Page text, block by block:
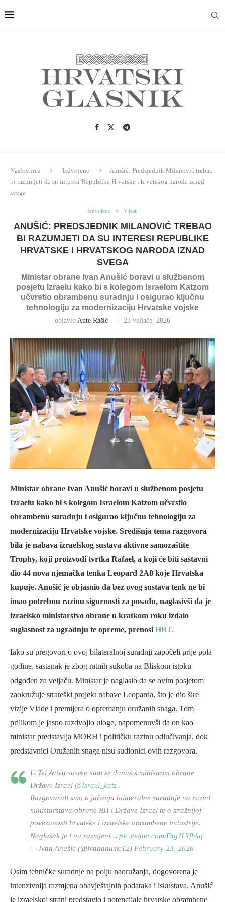
Naslovnica Izdvojeno
Anušić: Predsjednik Milanović trebao
bi razumjeti da su interesi Republike Hrvatske i hrvatskog naroda iznad
svega
Izdvojeno Vijesti
ANUŠIĆ: PREDSJEDNIK MILANOVIĆ TREBAO
BI RAZUMJETI DA SU INTERESI REPUBLIKE
HRVATSKE I HRVATSKOG NARODA IZNAD
SVEGA
Ministar obrane Ivan Anušić boravi u službenom
posjetu Izraelu kako bi s kolegom Israelom Katzom
učvrstio obrambenu suradnju i osigurao ključnu
tehnologiju za modernizaciju Hrvatske vojske
objavio Ante Rašić 23 veljače, 2026
Ministar obrane Ivan Anušić boravi u službenom posjetu
Izraelu kako bi s kolegom Israelom Katzom učvrstio
obrambenu suradnju i osigurao ključnu tehnologiju za
modernizaciju Hrvatske vojske. Središnja tema razgovora
bila je nabava izraelskog sustava aktivne samozaštite
Trophy, koji proizvodi tvrtka Rafael, a koji će biti sastavni
dio 44 nova njemačka tenka Leopard 2A8 koje Hrvatska
kupuje. Anušić je objasnio da bez ovog sustava tenk ne bi
imao potrebnu razinu sigurnosti za posadu, naglasivši da je
izraelsko ministarstvo obrane u kratkom roku izdalo
suglasnost za ugradnju te opreme, prenosi HRT.
Iako su pregovori o ovoj bilateralnoj suradnji započeli prije pola
godine, sastanak je zbog ratnih sukoba na Bliskom istoku
odgođen za veljaču. Ministar je naglasio da se ovim posjetom
zaokružuje strateški projekt nabave Leoparda, što je dio šire
vizije Vlade i premijera o opremanju oružanih snaga. Tom
prilikom je jasno razdvojio uloge, napomenuvši da on kao
ministar predstavlja MORH i političku razinu odlučivanja, dok
predstavnici Oružanih snaga nisu sudionici ovih razgovora.
U Tel Avivu susreo sam se danas s ministrom obrane
Države Izrael @Israel_katz .
Razgovarali smo o jačanju bilateralne suradnje na razini
ministarstava obrane RH i Države Izrael te o snažnijoj
povezanosti hrvatske i izraelske obrambene industrije.
Naglasak je i na razmjeni… pic.twitter.com/DtgJLYfhkq
— Ivan Anušić (@ivananusic12) February 23, 2026
Osim tehničke suradnje na polju naoružanja, dogovorena je
intenzivnija razmjena obavještajnih podataka i iskustava. Anušić
je izraelskoj strani predstavio i potencijale hrvatske obrambene